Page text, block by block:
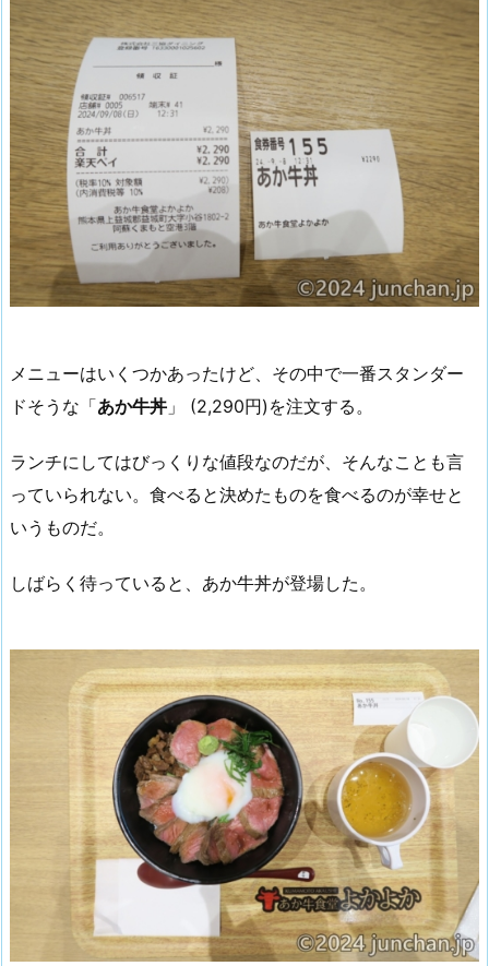
メニューはいくつかあったけど、その中で一番スタンダー
ドそうな「あか牛丼 」 (2,290円)を注文する。
ランチにしてはびっくりな値段なのだが、そんなことも言
っていられない。食べると決めたものを食べるのが幸せと
いうものだ。
しばらく待っていると、あか牛丼が登場した。